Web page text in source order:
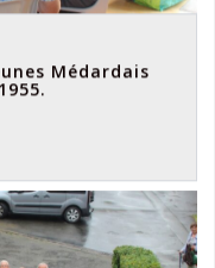
Médardais